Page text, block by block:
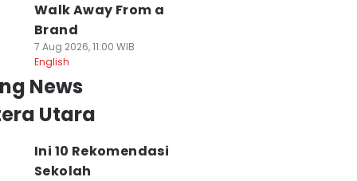
Walk Away From a
Brand
7 Aug 2026, 11:00 WIB
English
News
Utara
Ini 10 Rekomendasi
Sekolah